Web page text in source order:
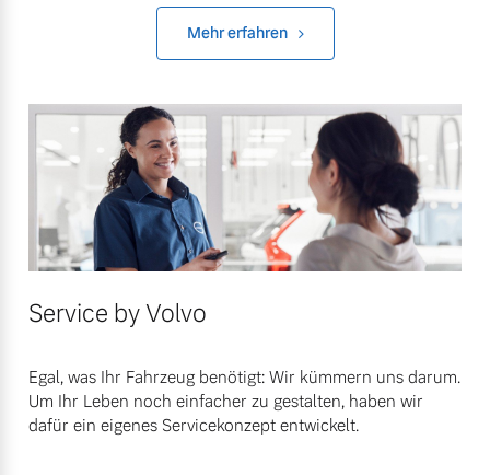
Mehr erfahren
Service by Volvo
Egal, was Ihr Fahrzeug benötigt: Wir kümmern uns darum.
Um Ihr Leben noch einfacher zu gestalten, haben wir
dafür ein eigenes Servicekonzept entwickelt.